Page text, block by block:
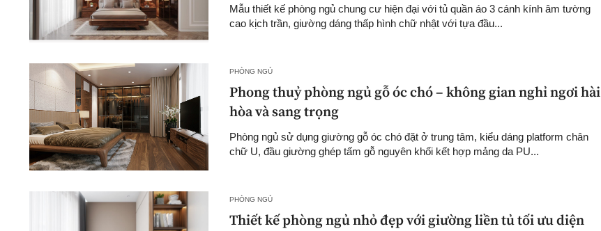
Mẫu thiết kế phòng ngủ chung cư hiện đại với tủ quần áo 3 cánh kính âm tường
cao kịch trần, giường dáng thấp hình chữ nhật với tựa đầu...
PHÒNG NGỦ
Phong thuỷ phòng ngủ gỗ óc chó – không gian nghỉ ngơi hài
hòa và sang trọng
Phòng ngủ sử dụng giường gỗ óc chó đặt ở trung tâm, kiểu dáng platform chân
chữ U, đầu giường ghép tấm gỗ nguyên khối kết hợp mảng da PU...
PHÒNG NGỦ
Thiết kế phòng ngủ nhỏ đẹp với giường liền tủ tối ưu diện